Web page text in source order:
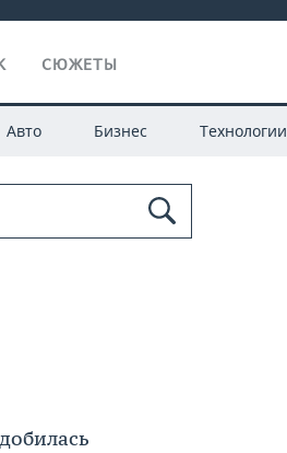
СЮЖЕТЫ
Авто Бизнес Технологии